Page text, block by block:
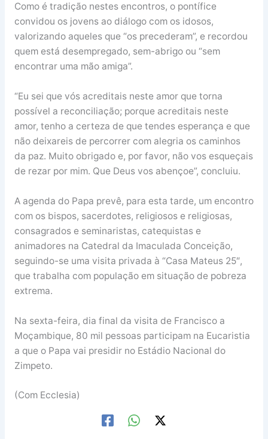
Como é tradição nestes encontros, o pontífice
convidou os jovens ao diálogo com os idosos,
valorizando aqueles que “os precederam”, e recordou
quem está desempregado, sem-abrigo ou “sem
encontrar uma mão amiga”.
“Eu sei que vós acreditais neste amor que torna
possível a reconciliação; porque acreditais neste
amor, tenho a certeza de que tendes esperança e que
não deixareis de percorrer com alegria os caminhos
da paz. Muito obrigado e, por favor, não vos esqueçais
de rezar por mim. Que Deus vos abençoe”, concluiu.
A agenda do Papa prevê, para esta tarde, um encontro
com os bispos, sacerdotes, religiosos e religiosas,
consagrados e seminaristas, catequistas e
animadores na Catedral da Imaculada Conceição,
seguindo-se uma visita privada à “Casa Mateus 25″,
que trabalha com população em situação de pobreza
extrema.
Na sexta-feira, dia final da visita de Francisco a
Moçambique, 80 mil pessoas participam na Eucaristia
a que o Papa vai presidir no Estádio Nacional do
Zimpeto.
(Com Ecclesia)